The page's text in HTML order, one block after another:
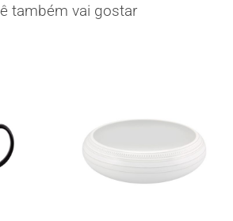
também vai gostar